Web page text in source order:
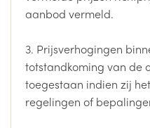
aanbod vermeld.
3. Prijsverhogingen
totstandkoming van de
toegestaan indien zij
regelingen of